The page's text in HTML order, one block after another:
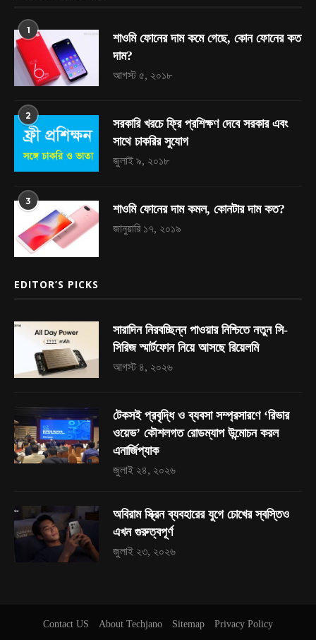
1
শাওমি ফোনের দাম কমে গেছে, কোন ফোনের কত
দাম?
আগস্ট ৫, ২০১৮
2
সরকারি খরচে ফ্রি প্রশিক্ষণ দেবে সরকার এবং
সাথে চাকরির সুযোগ
জুলাই ৯, ২০১৮
3
শাওমি ফোনের দাম কমল, কোনটার দাম কত?
জানুয়ারি ১৭, ২০১৯
EDITOR’S PICKS
সারাদিন নিরবচ্ছিন্ন পাওয়ার নিশ্চিতে নতুন সি-
সিরিজ স্মার্টফোন নিয়ে আসছে রিয়েলমি
আগস্ট ৪, ২০২৬
টেকসই প্রবৃদ্ধি ও ব্যবসা সম্প্রসারণে ‘রিভার
ওয়েভ’ কৌশলগত রোডম্যাপ উন্মোচন করল
এনার্জিপ্যাক
জুলাই ২৪, ২০২৬
অবিরাম স্ক্রিন ব্যবহারের যুগে চোখের স্বস্তিও
এখন গুরুত্বপূর্ণ
জুলাই ২৩, ২০২৬
Contact US About Techjano Sitemap Privacy Policy